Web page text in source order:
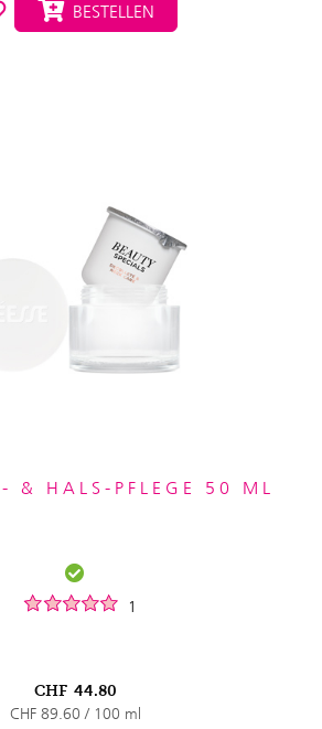
BESTELLEN
& HALS-PFLEGE 50 ML
1
CHF 44.80
CHF 89.60 / 100 ml